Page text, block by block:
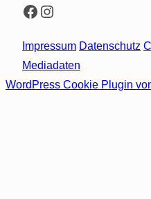
Facebook
Instagram
Impressum Datenschutz
Mediadaten
WordPress Cookie Plugin